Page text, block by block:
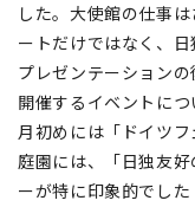
した。大使館の仕事
ートだけではなく、日
プレゼンテーション
開催するイベントに
月初めには「ドイツフ
庭園には、「日独友
ーが特に印象的でした